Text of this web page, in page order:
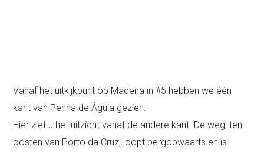
Vanaf het uitkijkpunt op Madeira in #5 hebben we één
kant van Penha de Águia gezien.
Hier ziet u het uitzicht vanaf de andere kant. De weg, ten
oosten van Porto da Cruz, loopt bergopwaarts en is